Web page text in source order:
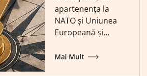
apartenența la
NATO și Uniunea
Europeană și…
Mai Mult